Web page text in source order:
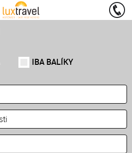
IBA BALÍKY